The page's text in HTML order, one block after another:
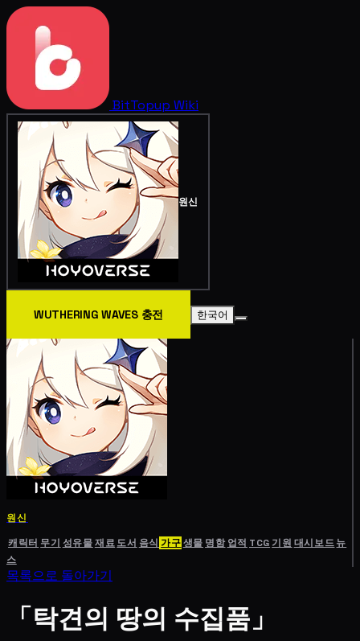
BitTopup Wiki
원신
WUTHERING WAVES 충전 한국어
원신
캐릭터 무기 성유물재료도서 음식 가구생물 명함 업적 TCG기원 대시보드뉴
스
목록으로 돌아가기
「탁견의 땅의 수집품」